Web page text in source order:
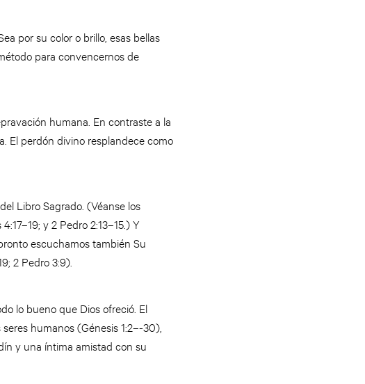
por su color o brillo, esas bellas
para convencernos de
humana. En contraste a la
El perdón divino resplandece como
Libro Sagrado. (Véanse los
y 2 Pedro 2:13–15.) Y
escuchamos también Su
2 Pedro 3:9).
lo bueno que Dios ofreció. El
humanos (Génesis 1:2–-30),
y una íntima amistad con su